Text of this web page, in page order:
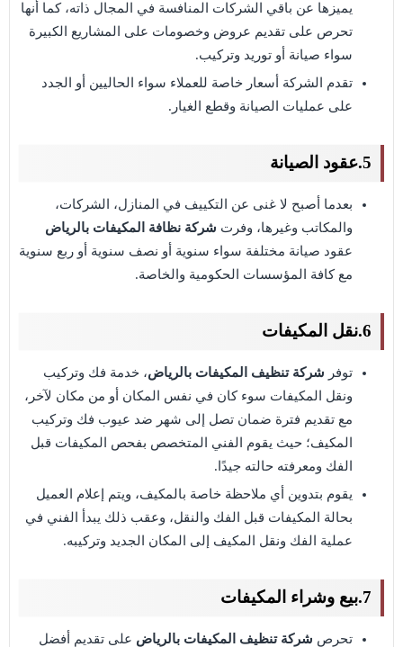
يميزها عن باقي الشركات المنافسة في المجال ذاته، كما أنها
تحرص على تقديم عروض وخصومات على المشاريع الكبيرة
سواء صيانة أو توريد وتركيب.
تقدم الشركة أسعار خاصة للعملاء سواء الحاليين أو الجدد
على عمليات الصيانة وقطع الغيار.
5.عقود الصيانة
بعدما أصبح لا غنى عن التكييف في المنازل، الشركات،
والمكاتب وغيرها، وفرت شركة نظافة المكيفات بالرياض
عقود صيانة مختلفة سواء سنوية أو نصف سنوية أو ربع سنوية
مع كافة المؤسسات الحكومية والخاصة.
6.نقل المكيفات
توفر شركة تنظيف المكيفات بالرياض، خدمة فك وتركيب
ونقل المكيفات سوء كان في نفس المكان أو من مكان لآخر،
مع تقديم فترة ضمان تصل إلى شهر ضد عيوب فك وتركيب
المكيف؛ حيث يقوم الفني المتخصص بفحص المكيفات قبل
الفك ومعرفته حالته جيدًا.
يقوم بتدوين أي ملاحظة خاصة بالمكيف، ويتم إعلام العميل
بحالة المكيفات قبل الفك والنقل، وعقب ذلك يبدأ الفني في
عملية الفك ونقل المكيف إلى المكان الجديد وتركيبه.
7.بيع وشراء المكيفات
تحرص شركة تنظيف المكيفات بالرياض على تقديم أفضل